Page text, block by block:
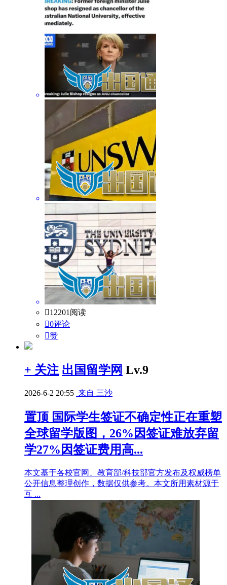
12201阅读
0评论
赞
+ 关注 出国留学网 Lv.9
2026-6-2 20:55 来自 三沙
置顶 国际学生签证不确定性正在重塑
全球留学版图，26%因签证难放弃留
学27%因签证费用高...
本文基于各校官网、教育部/科技部官方发布及权威榜单
公开信息整理创作，数据仅供参考。本文所用素材源于
互 ...